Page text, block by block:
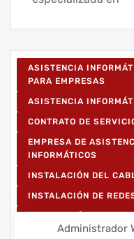
ASISTENCIA
PARA EMPRESAS
ASISTENCIA
CONTRATO DE
EMPRESA DE
INFORMÁTICOS
INSTALACIÓN DEL
INSTALACIÓN DE
Administrador